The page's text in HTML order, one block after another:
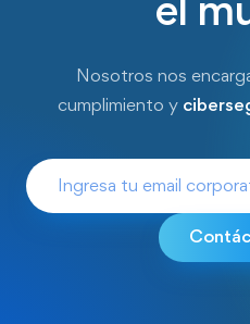
Nosotros nos
cumplimiento y